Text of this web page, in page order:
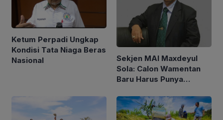
Ketum Perpadi Ungkap
Kondisi Tata Niaga Beras
Nasional
Sekjen MAI Maxdeyul
Sola: Calon Wamentan
Baru Harus Punya
Holistik